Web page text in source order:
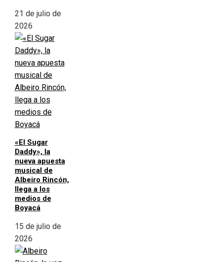
21 de julio de
2026
«El Sugar
Daddy», la
nueva apuesta
musical de
Albeiro Rincón,
llega a los
medios de
Boyacá
15 de julio de
2026